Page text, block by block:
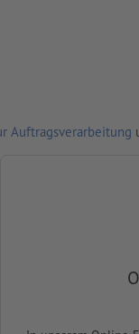
Auftragsverarbeitung